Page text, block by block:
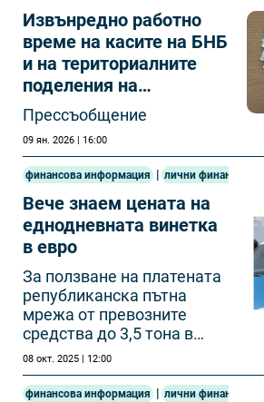
Извънредно работно
време на касите на БНБ
и на териториалните
поделения на
„Дружество за касови
услуги” АД в страната
Прессъобщение
09 ян. 2026 | 16:00
финансова информация | лични финанси
Вече знаем цената на
еднодневната винетка
в евро
За ползване на платената
републиканска пътна
мрежа от превозните
средства до 3,5 тона в
рамките на 24 часа да се
заплаща 4,09 евро, гласи
текстът на документа.
08 окт. 2025 | 12:00
финансова информация | лични финанси